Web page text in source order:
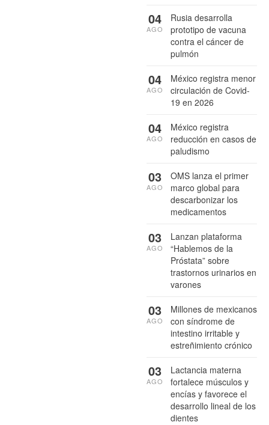
Rusia desarrolla
prototipo de vacuna
contra el cáncer de
pulmón
04
AGO
México registra menor
circulación de Covid-
19 en 2026
04
AGO
México registra
reducción en casos de
paludismo
04
AGO
OMS lanza el primer
marco global para
descarbonizar los
medicamentos
03
AGO
Lanzan plataforma
“Hablemos de la
Próstata” sobre
trastornos urinarios en
varones
03
AGO
Millones de mexicanos
con síndrome de
intestino irritable y
estreñimiento crónico
03
AGO
Lactancia materna
fortalece músculos y
encías y favorece el
desarrollo lineal de los
dientes
03
AGO